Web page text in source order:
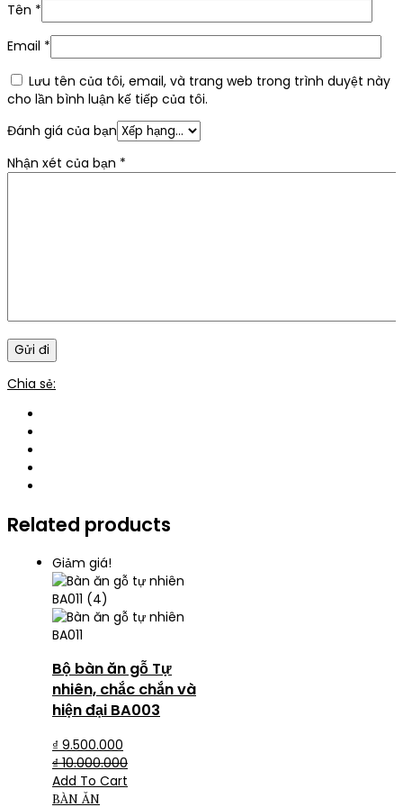
Tên *
Email *
Lưu tên của tôi, email, và trang web trong trình duyệt này
cho lần bình luận kế tiếp của tôi.
Đánh giá của bạn
Nhận xét của bạn *
Chia sẻ:
Related products
Giảm giá!
Bộ bàn ăn gỗ Tự
nhiên, chắc chắn và
hiện đại BA003
₫ 9.500.000
₫10.000.000
Add To Cart
BÀN ĂN